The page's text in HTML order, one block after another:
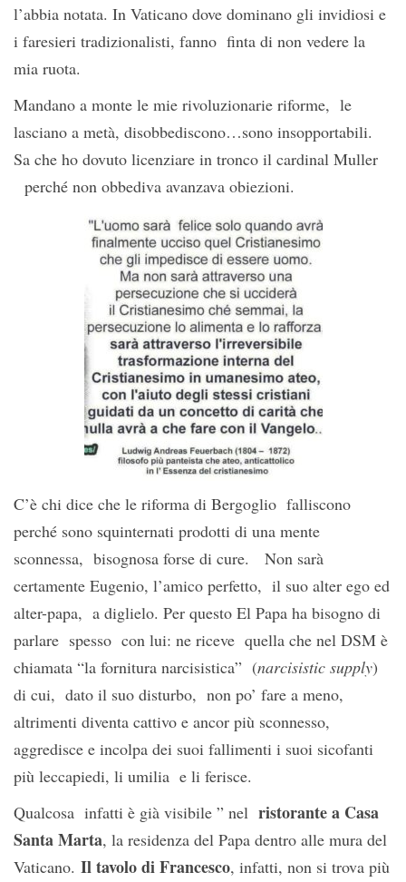
l’abbia notata. In Vaticano dove dominano gli invidiosi e
i faresieri tradizionalisti, fanno finta di non vedere la
mia ruota.
Mandano a monte le mie rivoluzionarie riforme, le
lasciano a metà, disobbediscono…sono insopportabili.
Sa che ho dovuto licenziare in tronco il cardinal Muller
perché non obbediva avanzava obiezioni.
C’è chi dice che le riforma di Bergoglio falliscono
perché sono squinternati prodotti di una mente
sconnessa, bisognosa forse di cure. Non sarà
certamente Eugenio, l’amico perfetto, il suo alter ego ed
alter-papa, a diglielo. Per questo El Papa ha bisogno di
parlare spesso con lui: ne riceve quella che nel DSM è
chiamata “la fornitura narcisistica” (narcisistic supply)
di cui, dato il suo disturbo, non po’ fare a meno,
altrimenti diventa cattivo e ancor più sconnesso,
aggredisce e incolpa dei suoi fallimenti i suoi sicofanti
più leccapiedi, li umilia e li ferisce.
Qualcosa infatti è già visibile ” nel ristorante a Casa
Santa Marta, la residenza del Papa dentro alle mura del
Vaticano. Il tavolo di Francesco, infatti, non si trova più